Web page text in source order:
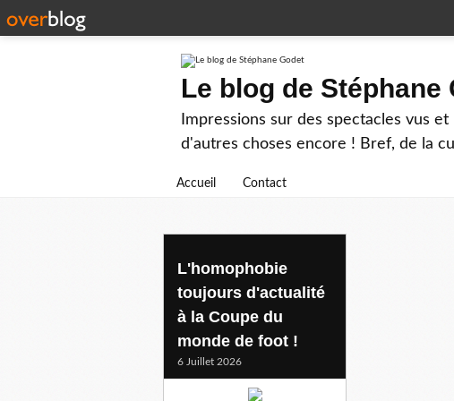
Le blog de Stéphane
Impressions sur des spectacles vus
d'autres choses encore ! Bref, de la
Accueil Contact
fifa
L'homophobie
toujours d'actualité
à la Coupe du
monde de foot !
6 Juillet 2026